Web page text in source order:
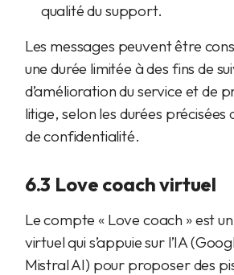
qualité du support.
Les messages peuvent être
une durée limitée à des fins de
d’amélioration du service et de
litige, selon les durées précisées
de confidentialité.
6.3 Love coach virtuel
Le compte « Love coach » est
virtuel qui s’appuie sur l’IA
Mistral AI) pour proposer des